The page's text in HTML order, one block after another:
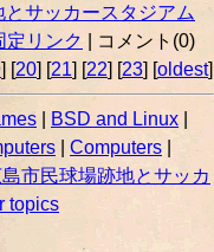
サッカースタジアム
定リンク
| コメント(0)
] [20] [21] [22] [23] [oldest]
BSD and Linux
Computers
島市民球場跡地とサッカ
topics